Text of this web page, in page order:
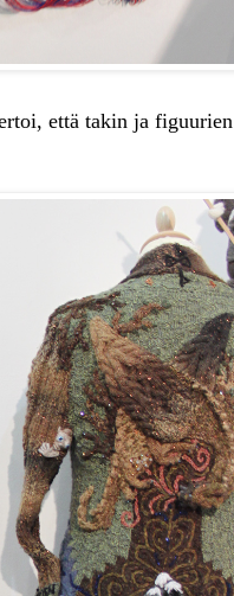
että takin ja figuurien